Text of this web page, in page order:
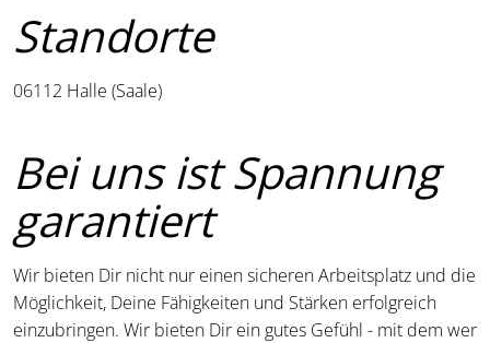
Standorte
06112 Halle (Saale)
Bei uns ist Spannung
garantiert
Wir bieten Dir nicht nur einen sicheren Arbeitsplatz und die
Möglichkeit, Deine Fähigkeiten und Stärken erfolgreich
einzubringen. Wir bieten Dir ein gutes Gefühl - mit dem wer